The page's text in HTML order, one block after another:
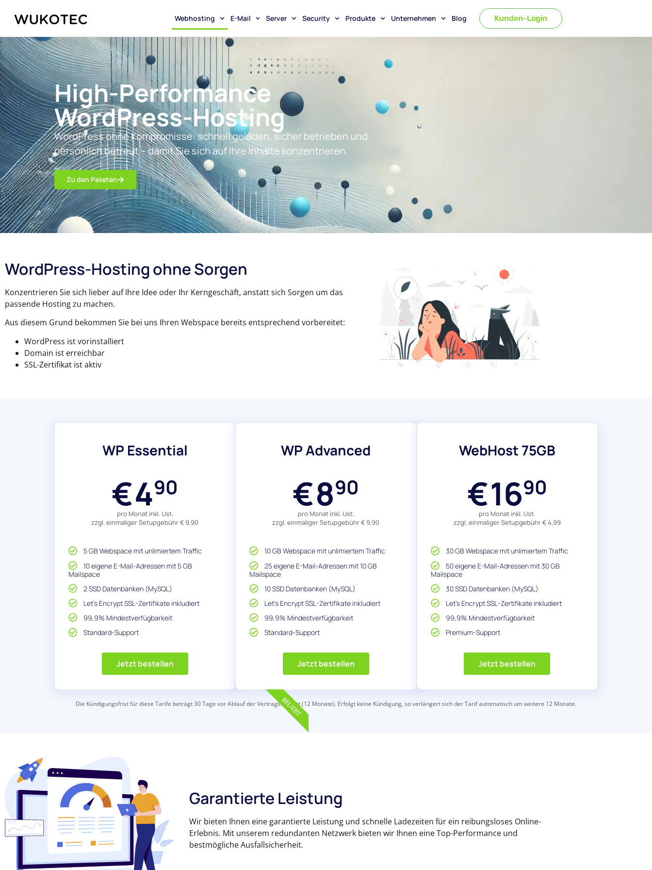
Webhosting E-Mail Server Security Produkte Unternehmen Blog Kunden-Login
High-Performance
WordPress-Hosting
WordPress ohne Kompromisse: schnell geladen, sicher betrieben und
persönlich betreut – damit Sie sich auf Ihre Inhalte konzentrieren.
Zu den Paketen
WordPress-Hosting ohne Sorgen
Konzentrieren Sie sich lieber auf Ihre Idee oder Ihr Kerngeschäft, anstatt sich Sorgen um das
passende Hosting zu machen.
Aus diesem Grund bekommen Sie bei uns Ihren Webspace bereits entsprechend vorbereitet:
WordPress ist vorinstalliert
Domain ist erreichbar
SSL-Zertifikat ist aktiv
WP Essential
€490
pro Monat inkl. Ust.
zzgl. einmaliger Setupgebühr € 9,90
5 GB Webspace mit unlimiertem Traffic
10 eigene E-Mail-Adressen mit 5 GB
Mailspace
2 SSD Datenbanken (MySQL)
Let's Encrypt SSL-Zertifikate inkludiert
99,9% Mindestverfügbarkeit
Standard-Support
Jetzt bestellen
WP Advanced
€890
pro Monat inkl. Ust.
zzgl. einmaliger Setupgebühr € 9,90
10 GB Webspace mit unlimiertem Traffic
25 eigene E-Mail-Adressen mit 10 GB
Mailspace
10 SSD Datenbanken (MySQL)
Let's Encrypt SSL-Zertifikate inkludiert
99,9% Mindestverfügbarkeit
Standard-Support
Jetzt bestellen
BELIEBT
WebHost 75GB
€1690
pro Monat inkl. Ust.
zzgl. einmaliger Setupgebühr € 4,99
30 GB Webspace mit unlimiertem Traffic
50 eigene E-Mail-Adressen mit 30 GB
Mailspace
30 SSD Datenbanken (MySQL)
Let's Encrypt SSL-Zertifikate inkludiert
99,9% Mindestverfügbarkeit
Premium-Support
Jetzt bestellen
Die Kündigungsfrist für diese Tarife beträgt 30 Tage vor Ablauf der Vertragslaufzeit (12 Monate). Erfolgt keine Kündigung, so verlängert sich der Tarif automatisch um weitere 12 Monate.
Garantierte Leistung
Wir bieten Ihnen eine garantierte Leistung und schnelle Ladezeiten für ein reibungsloses Online-
Erlebnis. Mit unserem redundanten Netzwerk bieten wir Ihnen eine Top-Performance und
bestmögliche Ausfallsicherheit.